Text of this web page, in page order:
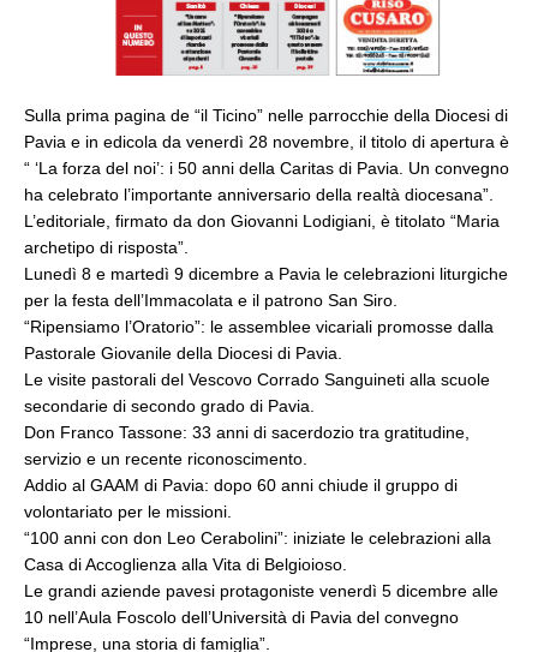
Sulla prima pagina de “il Ticino” nelle parrocchie della Diocesi di
Pavia e in edicola da venerdì 28 novembre, il titolo di apertura è
“ ‘La forza del noi’: i 50 anni della Caritas di Pavia. Un convegno
ha celebrato l’importante anniversario della realtà diocesana”.
L’editoriale, firmato da don Giovanni Lodigiani, è titolato “Maria
archetipo di risposta”.
Lunedì 8 e martedì 9 dicembre a Pavia le celebrazioni liturgiche
per la festa dell’Immacolata e il patrono San Siro.
“Ripensiamo l’Oratorio”: le assemblee vicariali promosse dalla
Pastorale Giovanile della Diocesi di Pavia.
Le visite pastorali del Vescovo Corrado Sanguineti alla scuole
secondarie di secondo grado di Pavia.
Don Franco Tassone: 33 anni di sacerdozio tra gratitudine,
servizio e un recente riconoscimento.
Addio al GAAM di Pavia: dopo 60 anni chiude il gruppo di
volontariato per le missioni.
“100 anni con don Leo Cerabolini”: iniziate le celebrazioni alla
Casa di Accoglienza alla Vita di Belgioioso.
Le grandi aziende pavesi protagoniste venerdì 5 dicembre alle
10 nell’Aula Foscolo dell’Università di Pavia del convegno
“Imprese, una storia di famiglia”.